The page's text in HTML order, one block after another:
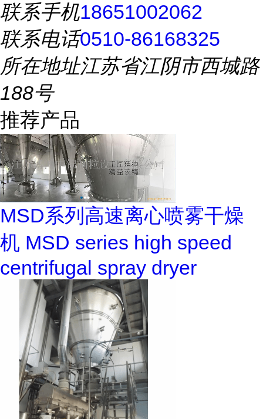
联系手机18651002062
联系电话0510-86168325
所在地址江苏省江阴市西城路
188号
推荐产品
MSD系列高速离心喷雾干燥
机 MSD series high speed
centrifugal spray dryer